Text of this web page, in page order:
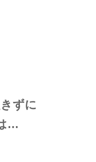
ずに
…